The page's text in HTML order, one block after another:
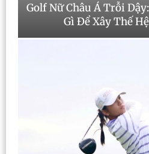
Golf Nữ Châu Á Trỗi
Gì Để Xây Thế